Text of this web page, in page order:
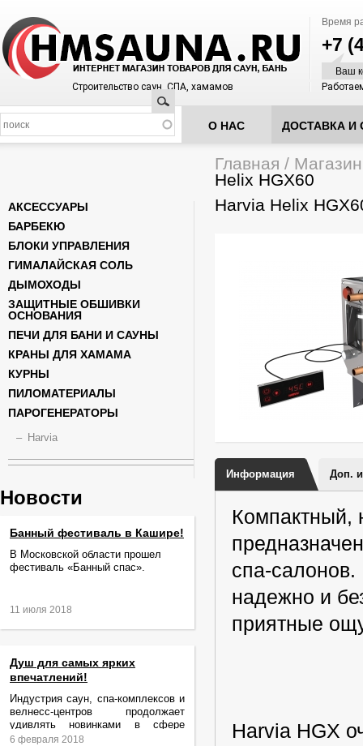
Время
+7
Ваш
Строительство саун, СПА, хамамов
Поиск
О НАС ДОСТАВКА И
Вы здесь
Главная / Магазин
Helix HGX60
Harvia Helix
Информация Доп.
Компактный,
спа-салонов.
надежно и
приятные
Harvia HGX
АКСЕССУАРЫ
БАРБЕКЮ
БЛОКИ УПРАВЛЕНИЯ
ГИМАЛАЙСКАЯ СОЛЬ
ДЫМОХОДЫ
ЗАЩИТНЫЕ ОБШИВКИ
ОСНОВАНИЯ
ПЕЧИ ДЛЯ БАНИ И САУНЫ
КРАНЫ ДЛЯ ХАМАМА
КУРНЫ
ПИЛОМАТЕРИАЛЫ
ПАРОГЕНЕРАТОРЫ
Harvia
Новости
Банный фестиваль в Кашире!
В Московской области прошел
фестиваль «Банный спас».
11 июля 2018
Душ для самых ярких
впечатлений!
Индустрия саун, спа-комплексов и
велнесс-центров продолжает
удивлять новинками в сфере
релаксации и ухода за телом.
6 февраля 2018